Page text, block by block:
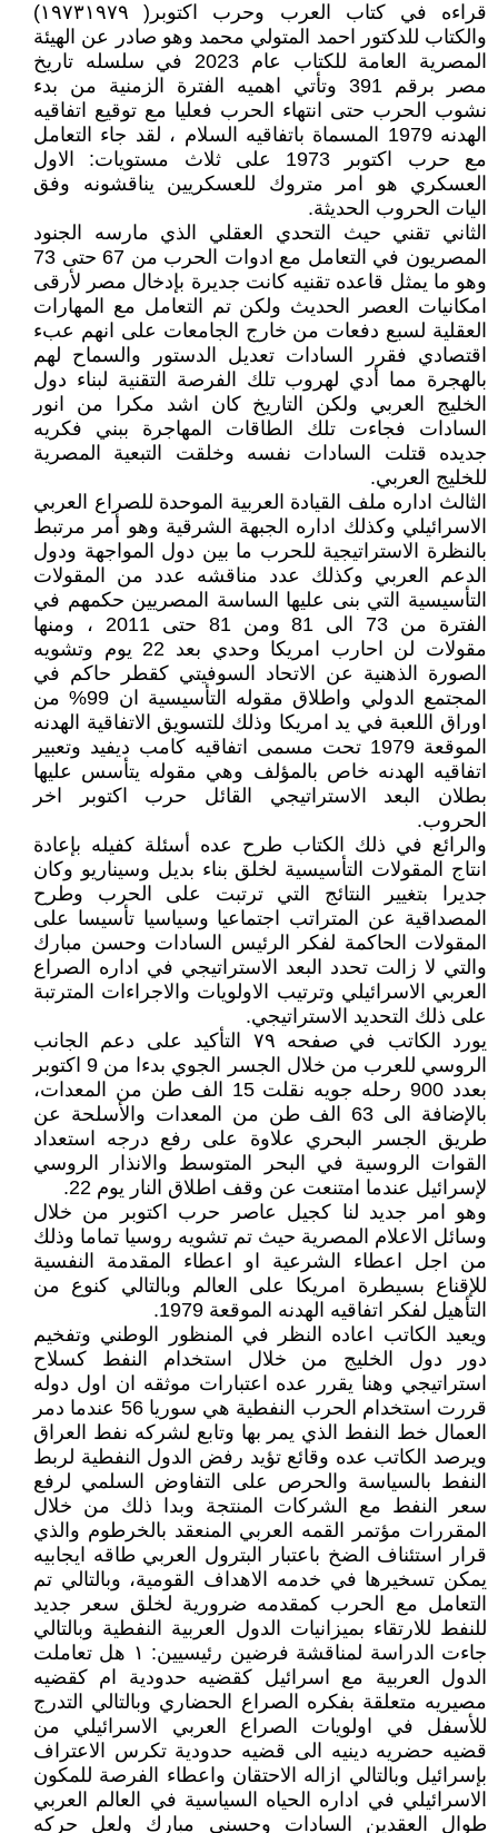
قراءه في كتاب العرب وحرب اكتوبر( ١٩٧٣١٩٧٩)
والكتاب للدكتور احمد المتولي محمد وهو صادر عن الهيئة
المصرية العامة للكتاب عام 2023 في سلسله تاريخ
مصر برقم 391 وتأتي اهميه الفترة الزمنية من بدء
نشوب الحرب حتى انتهاء الحرب فعليا مع توقيع اتفاقيه
الهدنه 1979 المسماة باتفاقيه السلام ، لقد جاء التعامل
مع حرب اكتوبر 1973 على ثلاث مستويات: الاول
العسكري هو امر متروك للعسكريين يناقشونه وفق
اليات الحروب الحديثة.
الثاني تقني حيث التحدي العقلي الذي مارسه الجنود
المصريون في التعامل مع ادوات الحرب من 67 حتى 73
وهو ما يمثل قاعده تقنيه كانت جديرة بإدخال مصر لأرقى
امكانيات العصر الحديث ولكن تم التعامل مع المهارات
العقلية لسبع دفعات من خارج الجامعات على انهم عبء
اقتصادي فقرر السادات تعديل الدستور والسماح لهم
بالهجرة مما أدي لهروب تلك الفرصة التقنية لبناء دول
الخليج العربي ولكن التاريخ كان اشد مكرا من انور
السادات فجاءت تلك الطاقات المهاجرة ببني فكريه
جديده قتلت السادات نفسه وخلقت التبعية المصرية
للخليج العربي.
الثالث اداره ملف القيادة العربية الموحدة للصراع العربي
الاسرائيلي وكذلك اداره الجبهة الشرقية وهو أمر مرتبط
بالنظرة الاستراتيجية للحرب ما بين دول المواجهة ودول
الدعم العربي وكذلك عدد مناقشه عدد من المقولات
التأسيسية التي بنى عليها الساسة المصريين حكمهم في
الفترة من 73 الى 81 ومن 81 حتى 2011 ، ومنها
مقولات لن احارب امريكا وحدي بعد 22 يوم وتشويه
الصورة الذهنية عن الاتحاد السوفيتي كقطر حاكم في
المجتمع الدولي واطلاق مقوله التأسيسية ان 99% من
اوراق اللعبة في يد امريكا وذلك للتسويق الاتفاقية الهدنه
الموقعة 1979 تحت مسمى اتفاقيه كامب ديفيد وتعبير
اتفاقيه الهدنه خاص بالمؤلف وهي مقوله يتأسس عليها
بطلان البعد الاستراتيجي القائل حرب اكتوبر اخر
الحروب.
والرائع في ذلك الكتاب طرح عده أسئلة كفيله بإعادة
انتاج المقولات التأسيسية لخلق بناء بديل وسيناريو وكان
جديرا بتغيير النتائج التي ترتبت على الحرب وطرح
المصداقية عن المتراتب اجتماعيا وسياسيا تأسيسا على
المقولات الحاكمة لفكر الرئيس السادات وحسن مبارك
والتي لا زالت تحدد البعد الاستراتيجي في اداره الصراع
العربي الاسرائيلي وترتيب الاولويات والاجراءات المترتبة
على ذلك التحديد الاستراتيجي.
يورد الكاتب في صفحه ٧٩ التأكيد على دعم الجانب
الروسي للعرب من خلال الجسر الجوي بدءا من 9 اكتوبر
بعدد 900 رحله جويه نقلت 15 الف طن من المعدات،
بالإضافة الى 63 الف طن من المعدات والأسلحة عن
طريق الجسر البحري علاوة على رفع درجه استعداد
القوات الروسية في البحر المتوسط والانذار الروسي
لإسرائيل عندما امتنعت عن وقف اطلاق النار يوم 22.
وهو امر جديد لنا كجيل عاصر حرب اكتوبر من خلال
وسائل الاعلام المصرية حيث تم تشويه روسيا تماما وذلك
من اجل اعطاء الشرعية او اعطاء المقدمة النفسية
للإقناع بسيطرة امريكا على العالم وبالتالي كنوع من
التأهيل لفكر اتفاقيه الهدنه الموقعة 1979.
ويعيد الكاتب اعاده النظر في المنظور الوطني وتفخيم
دور دول الخليج من خلال استخدام النفط كسلاح
استراتيجي وهنا يقرر عده اعتبارات موثقه ان اول دوله
قررت استخدام الحرب النفطية هي سوريا 56 عندما دمر
العمال خط النفط الذي يمر بها وتابع لشركه نفط العراق
ويرصد الكاتب عده وقائع تؤيد رفض الدول النفطية لربط
النفط بالسياسة والحرص على التفاوض السلمي لرفع
سعر النفط مع الشركات المنتجة وبدا ذلك من خلال
المقررات مؤتمر القمه العربي المنعقد بالخرطوم والذي
قرار استئناف الضخ باعتبار البترول العربي طاقه ايجابيه
يمكن تسخيرها في خدمه الاهداف القومية، وبالتالي تم
التعامل مع الحرب كمقدمه ضرورية لخلق سعر جديد
للنفط للارتقاء بميزانيات الدول العربية النفطية وبالتالي
جاءت الدراسة لمناقشة فرضين رئيسيين: ١ هل تعاملت
الدول العربية مع اسرائيل كقضيه حدودية ام كقضيه
مصيريه متعلقة بفكره الصراع الحضاري وبالتالي التدرج
للأسفل في اولويات الصراع العربي الاسرائيلي من
قضيه حضريه دينيه الى قضيه حدودية تكرس الاعتراف
بإسرائيل وبالتالي ازاله الاحتقان واعطاء الفرصة للمكون
الاسرائيلي في اداره الحياه السياسية في العالم العربي
طوال العقدين السادات وحسني مبارك ولعل حركه